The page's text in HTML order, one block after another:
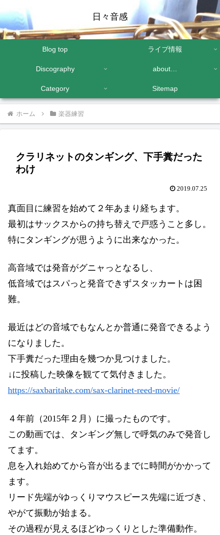
日々音感
Blog top ライブ情報
Discography about…
Category Sitemap
ホーム 楽器練習
クラリネットのタンギング、下手糞だった
わけ
2019.07.25
真面目に練習を始めて２年あまり経ちます。
最初はサックスからの持ち替えで戸惑うこと多し。
特にタンギングが思うように出来なかった。
高音域では発音がグニャっとなるし、
低音域ではスパっと発音できずスタッカートは困
難。
最近はどの音域でもなんとか普通に発音できるよう
になりました。
下手糞だった理由を幾つか見つけました。
↓に投稿した映像を観てて気付きました。
https://saxbaritake.com/sax-clarinet-reed-movie/
４年前（2015年２月）に撮ったものです。
この動画では、タンギング無しで呼気のみで発音し
てます。
息を入れ始めてから音が出るまでに時間がかかって
ます。
リード先端がゆっくりマウスピース先端に近づき、
やがて振動が始まる。
その過程が見えるほどゆっくりとした準備動作。